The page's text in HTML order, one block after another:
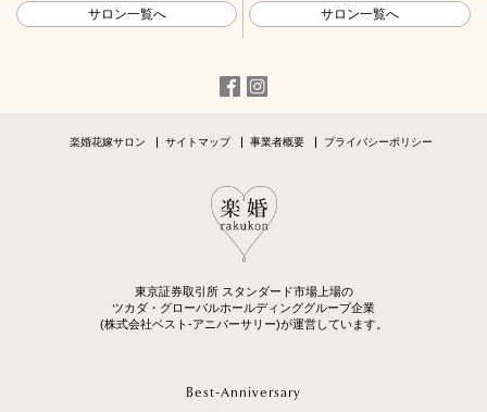
サロン一覧へ サロン一覧へ
楽婚花嫁サロン サイトマップ 事業者概要 プライバシーポリシー
東京証券取引所 スタンダード市場上場の
ツカダ・グローバルホールディンググループ企業
(株式会社ベスト-アニバーサリー)が運営しています。
Best-Anniversary